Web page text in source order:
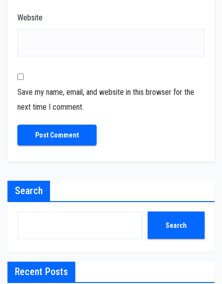
Website
Save my name, email, and website in this browser for the
next time I comment.
Search
Search
Recent Posts